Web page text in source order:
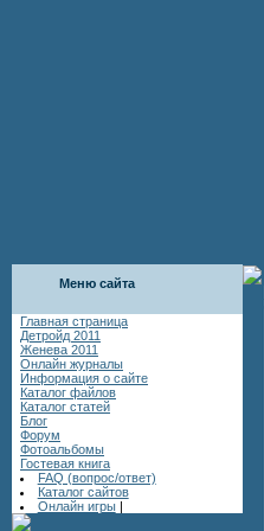
Меню сайта
Главная страница
Детройд 2011
Женева 2011
Онлайн журналы
Информация о сайте
Каталог файлов
Каталог статей
Блог
Форум
Фотоальбомы
Гостевая книга
FAQ (вопрос/ответ)
Каталог сайтов
Онлайн игры |